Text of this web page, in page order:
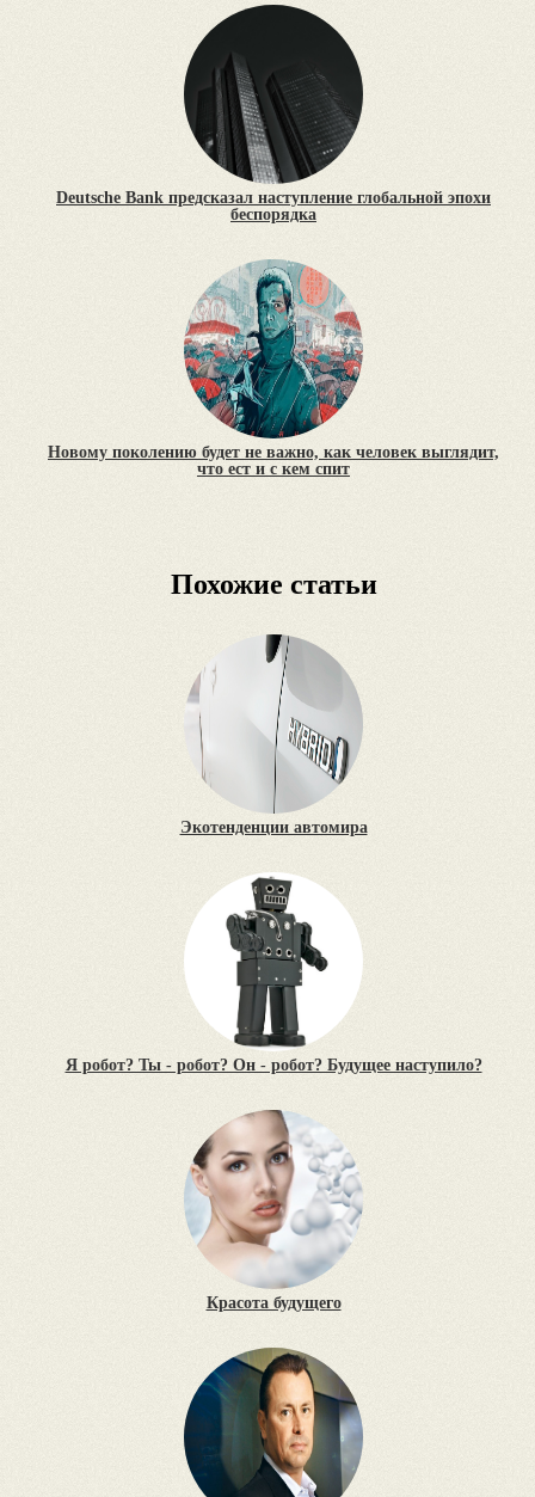
Deutsche Bank предсказал наступление глобальной эпохи
беспорядка
Новому поколению будет не важно, как человек выглядит,
что ест и с кем спит
Похожие статьи
Экотенденции автомира
Я робот? Ты - робот? Он - робот? Будущее наступило?
Красота будущего